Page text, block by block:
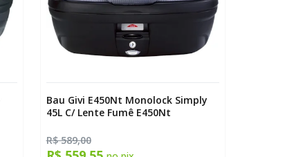
Bau Givi E450Nt Monolock Simply
45L C/ Lente Fumê E450Nt
R$ 589,00